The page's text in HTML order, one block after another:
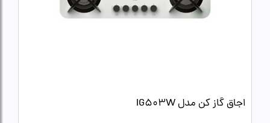
اجاق گاز کن مدل IG503W